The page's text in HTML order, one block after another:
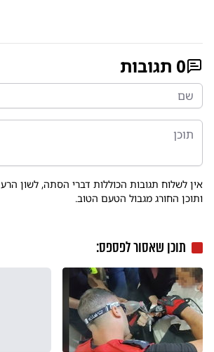
0 תגובות
אין לשלוח תגובות הכוללות דברי הסתה, לשון הרע
ותוכן החורג מגבול הטעם הטוב.
תוכן שאסור לפספס: